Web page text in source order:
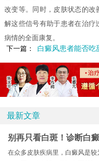
改变等。同时，皮肤状态的改
解这些信号有助于患者在治疗
病情的全面康复。
下一篇：
白癜风患者能否吃
最新文章
别再只看白斑！诊断白
在众多皮肤疾病里，白癜风是